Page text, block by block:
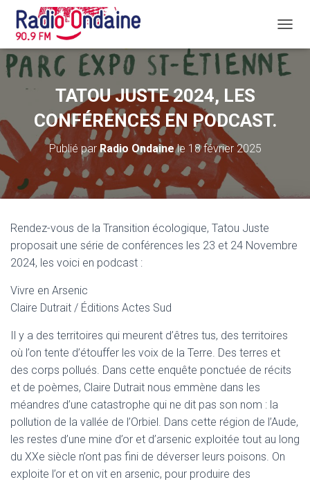
É
P
L
I
TATOU JUSTE 2024, LES
CONFÉRENCES EN PODCAST.
Publié parRadio Ondainele 18 février 2025
Rendez-vous de la Transition écologique, Tatou Juste
proposait une série de conférences les 23 et 24 Novembre
2024, les voici en podcast :
Vivre en Arsenic
Claire Dutrait / Éditions Actes Sud
Il y a des territoires qui meurent d’êtres tus, des territoires
où l’on tente d’étouffer les voix de la Terre. Des terres et
des corps pollués. Dans cette enquête ponctuée de récits
et de poèmes, Claire Dutrait nous emmène dans les
méandres d’une catastrophe qui ne dit pas son nom : la
pollution de la vallée de l’Orbiel. Dans cette région de l’Aude,
les restes d’une mine d’or et d’arsenic exploitée tout au long
du XXe siècle n’ont pas fini de déverser leurs poisons. On
exploite l’or et on vit en arsenic, pour produire des